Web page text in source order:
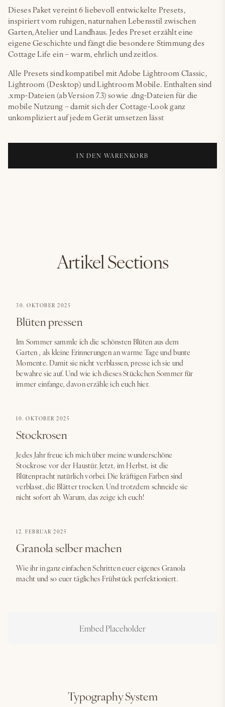
Dieses Paket vereint 6 liebevoll entwickelte Presets,
inspiriert vom ruhigen, naturnahen Lebensstil zwischen
Garten, Atelier und Landhaus. Jedes Preset erzählt eine
eigene Geschichte und fängt die besondere Stimmung des
Cottage Life ein – warm, ehrlich und zeitlos.
Alle Presets sind kompatibel mit Adobe Lightroom Classic,
Lightroom (Desktop) und Lightroom Mobile. Enthalten sind
.xmp-Dateien (ab Version 7.3) sowie .dng-Dateien für die
mobile Nutzung – damit sich der Cottage-Look ganz
unkompliziert auf jedem Gerät umsetzen lässt
IN DEN WARENKORB
Artikel Sections
30. OKTOBER 2025
Blüten pressen
Im Sommer sammle ich die schönsten Blüten aus dem
Garten , als kleine Erinnerungen an warme Tage und bunte
Momente. Damit sie nicht verblassen, presse ich sie und
bewahre sie auf. Und wie ich dieses Stückchen Sommer für
immer einfange, davon erzähle ich euch hier.
10. OKTOBER 2025
Stockrosen
Jedes Jahr freue ich mich über meine wunderschöne
Stockrose vor der Haustür. Jetzt, im Herbst, ist die
Blütenpracht natürlich vorbei. Die kräftigen Farben sind
verblasst, die Blätter trocken. Und trotzdem schneide sie
nicht sofort ab. Warum, das zeige ich euch!
12. FEBRUAR 2025
Granola selber machen
Wie ihr in ganz einfachen Schritten euer eigenes Granola
macht und so euer tägliches Frühstück perfektioniert.
Embed Placeholder
Typography System